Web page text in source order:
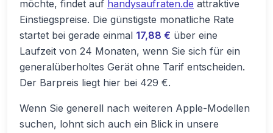
möchte, findet auf handysaufraten.de attraktive
Einstiegspreise. Die günstigste monatliche Rate
startet bei gerade einmal 17,88 € über eine
Laufzeit von 24 Monaten, wenn Sie sich für ein
generalüberholtes Gerät ohne Tarif entscheiden.
Der Barpreis liegt hier bei 429 €.
Wenn Sie generell nach weiteren Apple-Modellen
suchen, lohnt sich auch ein Blick in unsere